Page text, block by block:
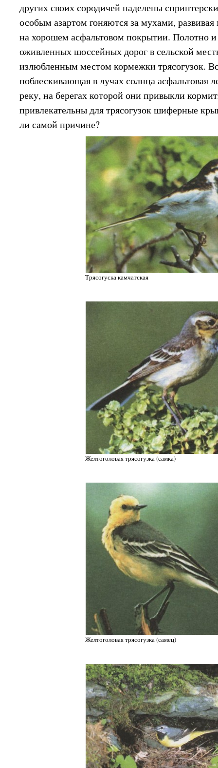
других своих сородичей наделены
особым азартом гоняются за мухами,
на хорошем асфальтовом покрытии. Полотно
оживленных шоссейных дорог в сельской
излюбленным местом кормежки трясогузок.
поблескивающая в лучах солнца асфальтовая
реку, на берегах которой они привыкли
привлекательны для трясогузок шиферные
ли самой причине?
Трясогуска камчатская
Желтоголовая трясогузка (самка)
Желтоголовая трясогузка (самец)